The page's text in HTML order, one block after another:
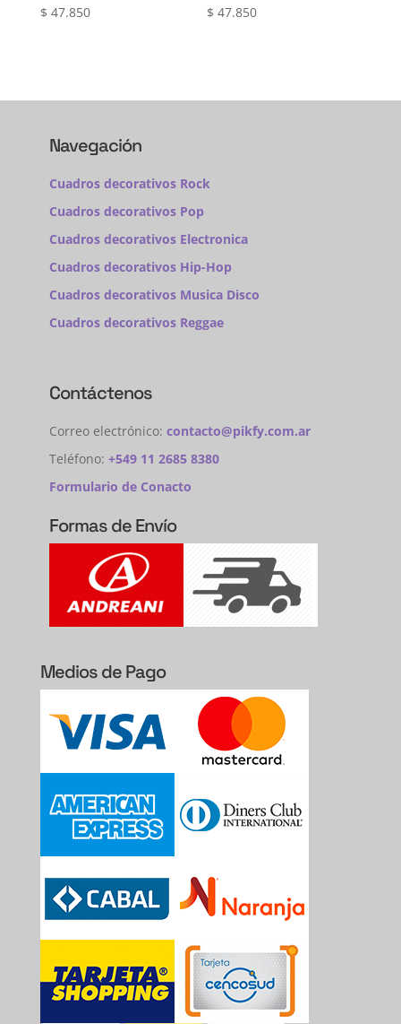
$ 47.850 $ 47.850
Navegación
Cuadros decorativos Rock
Cuadros decorativos Pop
Cuadros decorativos Electronica
Cuadros decorativos Hip-Hop
Cuadros decorativos Musica Disco
Cuadros decorativos Reggae
Contáctenos
Correo electrónico: contacto@pikfy.com.ar
Teléfono: +549 11 2685 8380
Formulario de Conacto
Formas de Envío
Medios de Pago